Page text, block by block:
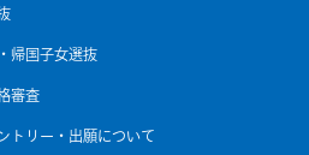
帰国子女選抜
審査
トリー・出願について